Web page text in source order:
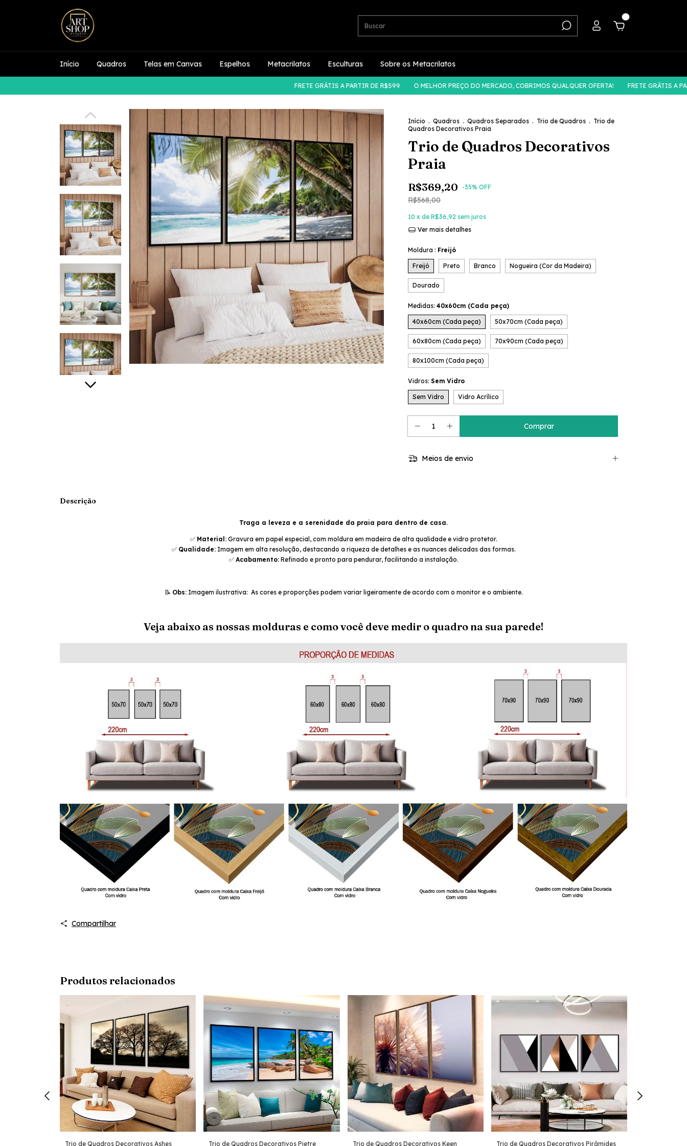
Início Quadros Telas em Canvas Espelhos Metacrilatos Esculturas Sobre os Metacrilatos
FRETE GRÁTIS A PARTIR DE R$599 O MELHOR PREÇO DO MERCADO, COBRIMOS QUALQUER OFERTA! FRETE GRÁTIS A PARTIR
Início . Quadros . Quadros Separados . Trio de Quadros . Trio de
Quadros Decorativos Praia
Trio de Quadros Decorativos
Praia
R$369,20 -35% OFF
R$568,00
10 x de R$36,92 sem juros
Ver mais detalhes
Moldura : Freijó
Freijó Preto Branco Nogueira (Cor da Madeira)
Dourado
Medidas: 40x60cm (Cada peça)
40x60cm (Cada peça) 50x70cm (Cada peça)
60x80cm (Cada peça) 70x90cm (Cada peça)
80x100cm (Cada peça)
Vidros: Sem Vidro
Sem Vidro Vidro Acrílico
Meios de envio
Descrição
Traga a leveza e a serenidade da praia para dentro de casa.
✅ Material:Gravura em papel especial, com moldura em madeira de alta qualidade e vidro protetor.
✅ Qualidade:Imagem em alta resolução, destacando a riqueza de detalhes e as nuances delicadas das formas.
✅ Acabamento:Refinado e pronto para pendurar, facilitando a instalação.
📝 Obs:Imagem ilustrativa: As cores e proporções podem variar ligeiramente de acordo com o monitor e o ambiente.
Veja abaixo as nossas molduras e como você deve medir o quadro na sua parede!
Compartilhar
Produtos relacionados
Trio de Quadros Decorativos Ashes Trio de Quadros Decorativos Pietre Trio de Quadros Decorativos Keen Trio de Quadros Decorativos Pirâmides